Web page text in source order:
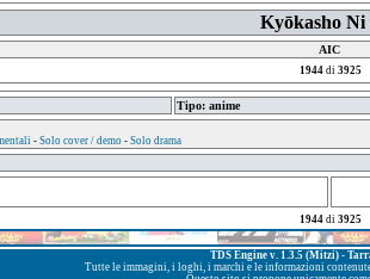
Kyōkasho Ni
AIC
1944di 3925
Tipo: anime
- Solo cover / demo - Solo drama
1944di 3925
TDS Engine v. 1.3.5 (Mitzi) -
Tutte le immagini, i loghi, i marchi e le informazioni